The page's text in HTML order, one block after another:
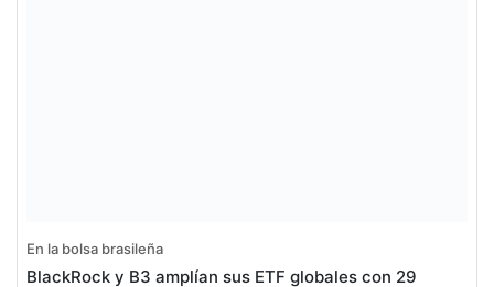
En la bolsa brasileña
BlackRock y B3 amplían sus ETF globales con 29